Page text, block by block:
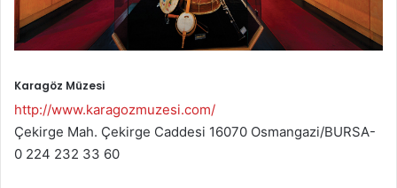
Karagöz Müzesi
http://www.karagozmuzesi.com/
Çekirge Mah. Çekirge Caddesi 16070 Osmangazi/BURSA-
0 224 232 33 60